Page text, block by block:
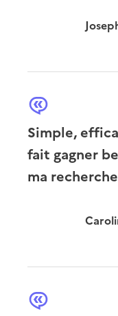
Simple,
fait gagner
ma